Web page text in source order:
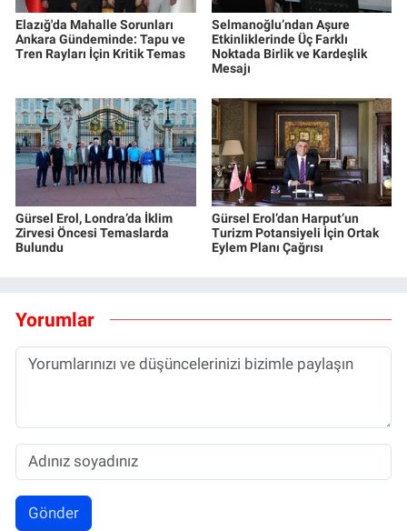
Elazığ'da Mahalle Sorunları
Ankara Gündeminde: Tapu ve
Tren Rayları İçin Kritik Temas
Selmanoğlu’ndan Aşure
Etkinliklerinde Üç Farklı
Noktada Birlik ve Kardeşlik
Mesajı
Gürsel Erol, Londra’da İklim
Zirvesi Öncesi Temaslarda
Bulundu
Gürsel Erol’dan Harput’un
Turizm Potansiyeli İçin Ortak
Eylem Planı Çağrısı
Yorumlar
Gönder